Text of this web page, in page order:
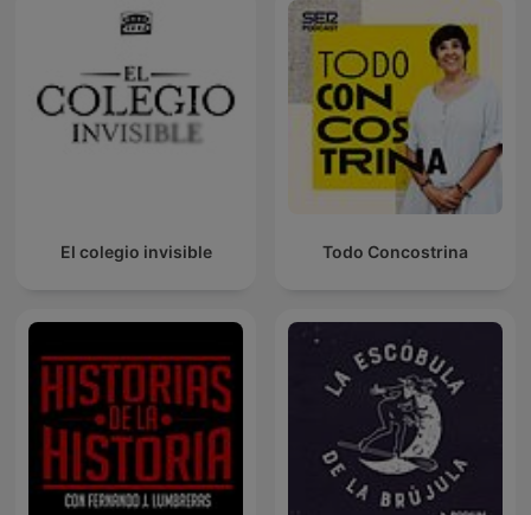
El colegio invisible Todo Concostrina